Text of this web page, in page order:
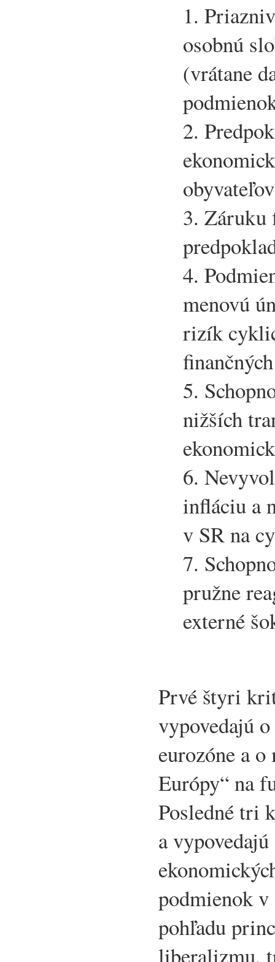
1.
osobnú
(vrátane
2.
obyvateľov
3. Záruku
4.
menovú
rizík
5.
nižších
6.
infláciu a
v SR na
7.
pružne
externé
Prvé štyri
vypovedajú
eurozóne a
Európy“ na
Posledné tri
a
podmienok v
pohľadu
liberalizmu,